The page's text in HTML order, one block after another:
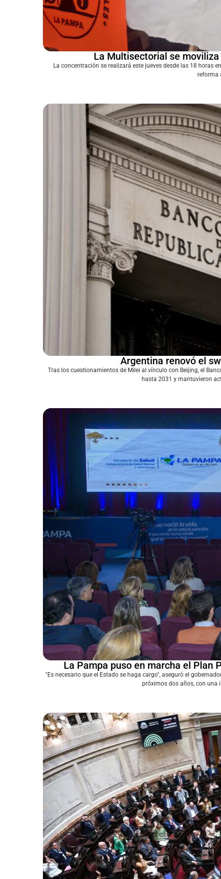
La Multisectorial se
La concentración se realizará este jueves desde las 18 horas
reforma
Argentina renovó el
Tras los cuestionamientos de Milei al vínculo con Beijing, el
hasta 2031 y mantuvieron
La Pampa puso en marcha el Plan
"Es necesario que el Estado se haga cargo", aseguró el
próximos dos años, con una